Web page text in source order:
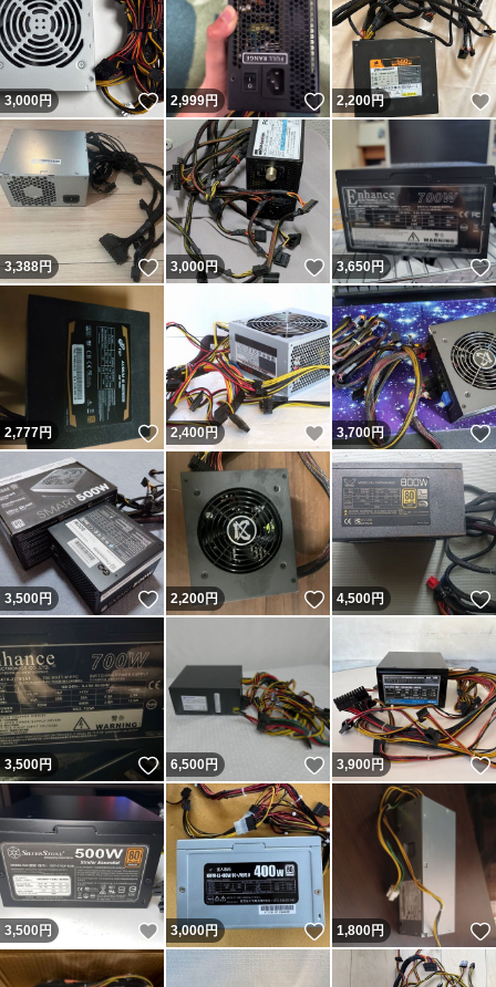
3,000円 いいね！
2,999円 いいね！
2,200円
3,388円 いいね！
3,000円 いいね！
3,650円
2,777円 いいね！
2,400円 いいね！
3,700円
3,500円 いいね！
2,200円 いいね！
4,500円
3,500円 いいね！
6,500円 いいね！
3,900円
3,500 円 いいね！
3,000円 いいね！
1,800円